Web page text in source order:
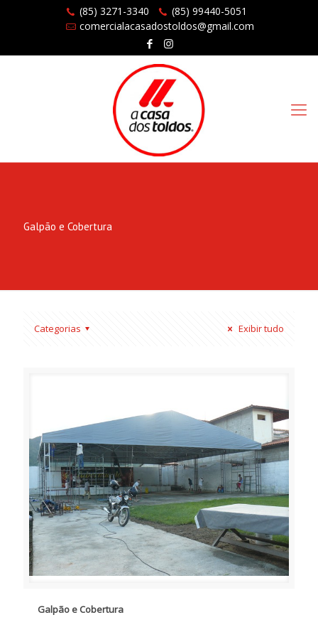
(85) 3271-3340
(85) 99440-5051
comercialacasadostoldos@gmail.com
Galpão e Cobertura
Categorias Exibir tudo
Galpão e Cobertura